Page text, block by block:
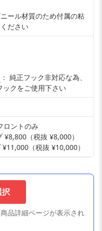
ール材質のため付属の粘
ださい
： 純正フック非対応な為、
ックをご使用下さい
ロントのみ
¥8,800（税抜 ¥8,000）
（税抜 ¥10,000）
択
品詳細ページが表示され